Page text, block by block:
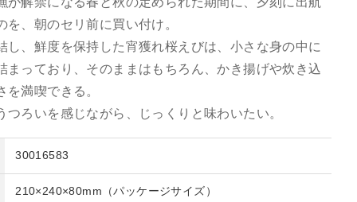
、朝のセリ前に買い付け。
し、鮮度を保持した宵獲れ桜えびは、小さな身の中に
まっており、そのままはもちろん、かき揚げや炊き込
満喫できる。
つろいを感じながら、じっくりと味わいたい。
30016583
210×240×80mm（パッケージサイズ）